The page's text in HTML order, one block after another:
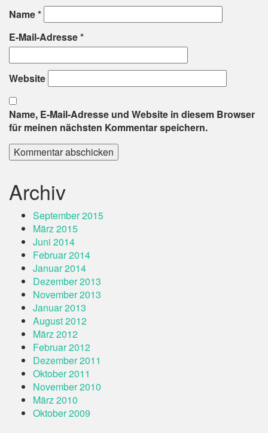
Name*
E-Mail-Adresse*
Website
Name, E-Mail-Adresse und Website in diesem Browser
für meinen nächsten Kommentar speichern.
Archiv
September 2015
März 2015
Juni 2014
Februar 2014
Januar 2014
Dezember 2013
November 2013
Januar 2013
August 2012
März 2012
Februar 2012
Dezember 2011
Oktober 2011
November 2010
März 2010
Oktober 2009